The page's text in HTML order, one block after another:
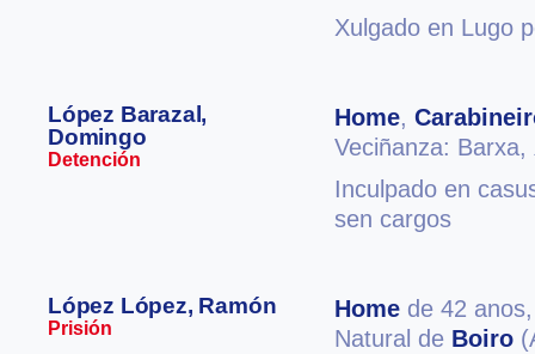
Xulgado en Lugo
López Barazal,
Domingo
Detención
Home,
Veciñanza: Barxa,
Inculpado en
sen cargos
López López, Ramón
Prisión
Home de 42
Natural de Boiro